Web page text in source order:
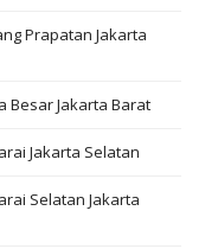
Prapatan Jakarta
Besar Jakarta Barat
Jakarta Selatan
Selatan Jakarta